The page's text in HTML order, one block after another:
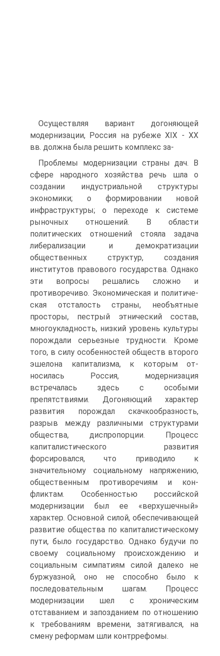
Осуществляя вариант догоняющей
модернизации, Рос­сия на рубеже XIX - XX
вв. должна была решить комплекс за-
Проблемы модернизации страны дач. В
сфере народного хозяйства речь шла о
создании инду­стриальной структуры
экономики; о формировании новой
инфраструктуры; о переходе к системе
рыночных отношений. В области
политических отношений стояла задача
либерали­зации и демократизации
общественных структур, создания
институтов правового государства. Однако
эти вопросы реша­лись сложно и
противоречиво. Экономическая и политиче­
ская отсталость страны, необъятные
просторы, пестрый этни­ческий состав,
многоукладность, низкий уровень культуры
порождали серьезные трудности. Кроме
того, в силу особен­ностей обществ второго
эшелона капитализма, к которым от­
носилась Россия, модернизация
встречалась здесь с особыми
препятствиями. Догоняющий характер
развития порождал скачкообразность,
разрыв между различными структурами
общества, диспропорции. Процесс
капиталистического разви­тия
форсировался, что приводило к
значительному социаль­ному напряжению,
общественным противоречиям и кон­
фликтам. Особенностью российской
модернизации был ее «верхушечный»
характер. Основной силой, обеспечивающей
развитие общества по капиталистическому
пути, было госу­дарство. Однако будучи по
своему социальному происхожде­нию и
социальным симпатиям силой далеко не
буржуазной, оно не способно было к
последовательным шагам. Процесс
модернизации шел с хроническим
отставанием и запозданием по отношению
к требованиям времени, затягивался, на
смену реформам шли контррефомы.